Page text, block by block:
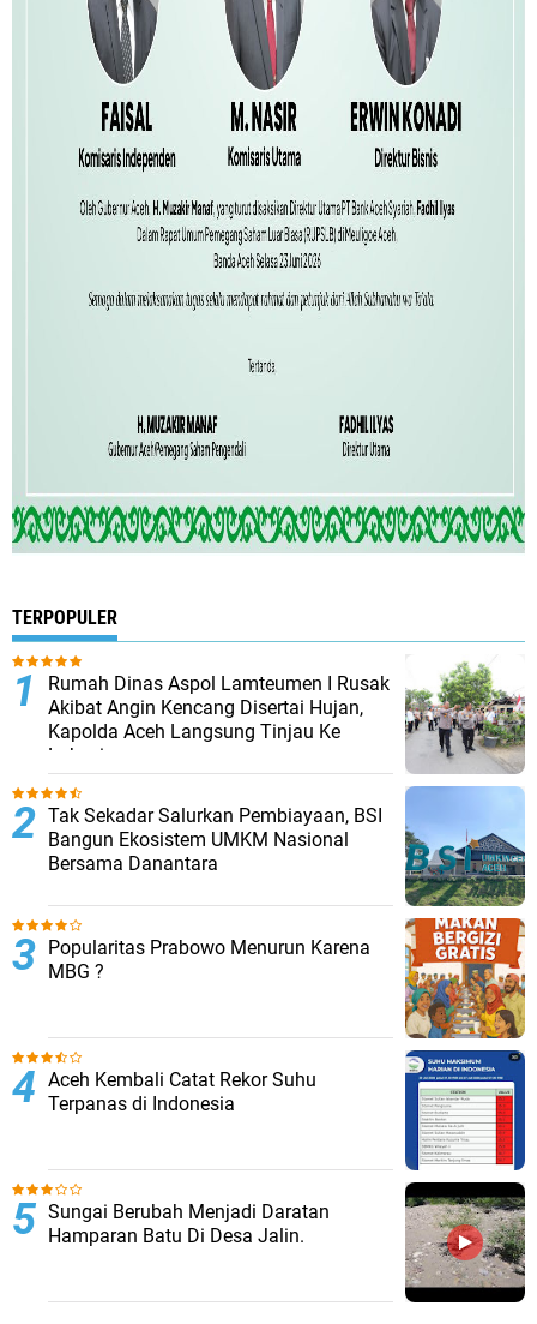
TERPOPULER
Rumah Dinas Aspol Lamteumen I Rusak
Akibat Angin Kencang Disertai Hujan,
Kapolda Aceh Langsung Tinjau Ke
Lokasi
Tak Sekadar Salurkan Pembiayaan, BSI
Bangun Ekosistem UMKM Nasional
Bersama Danantara
Popularitas Prabowo Menurun Karena
MBG ?
Aceh Kembali Catat Rekor Suhu
Terpanas di Indonesia
Sungai Berubah Menjadi Daratan
Hamparan Batu Di Desa Jalin.